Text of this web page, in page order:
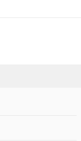
ダウンロ